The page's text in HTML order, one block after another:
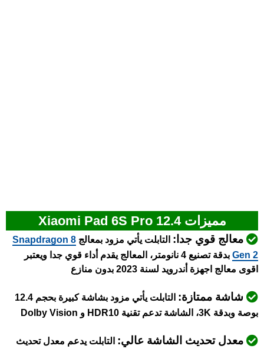
مميزات Xiaomi Pad 6S Pro 12.4
معالج قوي جدا: التابلت يأتي مزود بمعالج Snapdragon 8
Gen 2
بدقة تصنيع 4 نانومتر، المعالج يقدم أداء قوي جدا ويعتبر
اقوى معالج اجهزة أندرويد لسنة 2023 بدون منازع
شاشة ممتازة:
التابلت يأتي مزود بشاشة كبيرة بحجم 12.4
بوصة وبدقة 3K، الشاشة تدعم تقنية HDR10 و Dolby Vision
معدل تحديث الشاشة عالي: التابلت يدعم معدل تحديث